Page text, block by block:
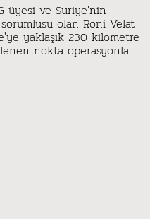
üyesi ve Suriye'nin
olan Roni Velat
yaklaşık 230 kilometre
nokta operasyonla